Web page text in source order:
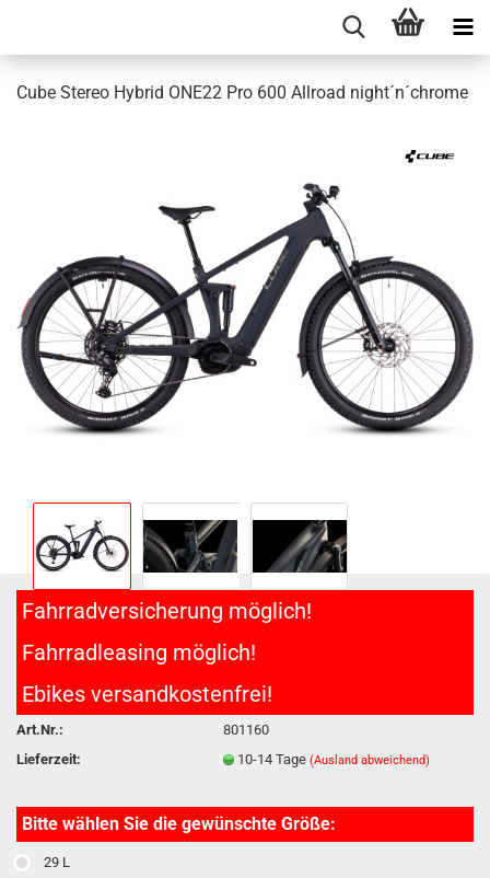
Cube Stereo Hybrid ONE22 Pro 600 Allroad night´n´chrome
Fahrradversicherung möglich!
Fahrradleasing möglich!
Ebikes versandkostenfrei!
Art.Nr.:
801160
Lieferzeit:
10-14 Tage(Ausland abweichend)
Bitte wählen Sie die gewünschte Größe:
29 L